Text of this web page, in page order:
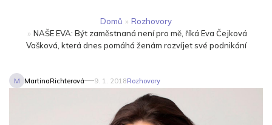
Domů » Rozhovory
» NAŠE EVA: Být zaměstnaná není pro mě, říká Eva Čejková
Vašková, která dnes pomáhá ženám rozvíjet své podnikání
M MartinaRichterová 9. 1. 2018Rozhovory